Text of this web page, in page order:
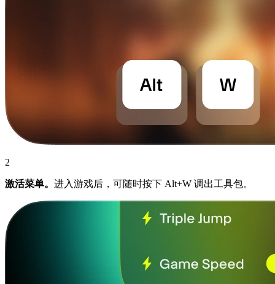
2
激活菜单。 进入游戏后，可随时按下 Alt+W 调出工具包。